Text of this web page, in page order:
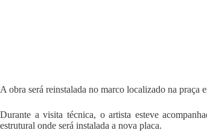
A obra será reinstalada no marco localizado na praça
Durante a visita técnica, o artista esteve
estrutural onde será instalada a nova placa.